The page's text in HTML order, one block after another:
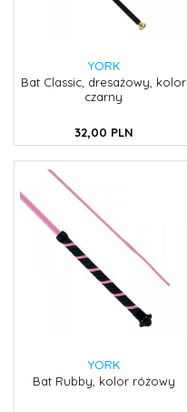
YORK
Bat Classic, dresażowy, kolor
czarny
32,00 PLN
YORK
Bat Rubby, kolor różowy